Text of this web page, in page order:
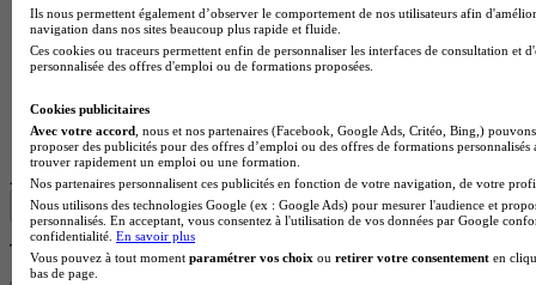
Lycée professionnel
Voir l’établissement
Afficher plus de résultats
Trouve ta FCIL en 1 min avec Diplomeo !
Ils nous permettent également d’observer le comportement de nos utilisateurs afin
navigation dans nos sites beaucoup plus rapide et fluide.
Ces cookies ou traceurs permettent enfin de personnaliser les interfaces de consultation et
personnalisée des offres d'emploi ou de formations proposées.
Cookies publicitaires
Avec votre accord , nous et nos partenaires (Facebook, Google Ads, Critéo, Bing,)
proposer des publicités pour des offres d’emploi ou des offres de formations
trouver rapidement un emploi ou une formation.
Nos partenaires personnalisent ces publicités en fonction de votre navigation, de votre
Nous utilisons des technologies Google (ex : Google Ads) pour mesurer l'audience et
personnalisés. En acceptant, vous consentez à l'utilisation de vos données par Google
confidentialité. En savoir plus
Vous pouvez à tout moment paramétrer vos choix ou retirer votre consentement en
bas de page.